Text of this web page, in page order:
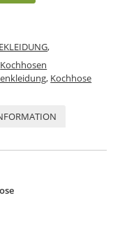
,
Kochhosen
, Kochhose